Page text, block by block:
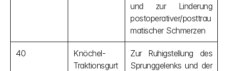
und zur Linderung
postoperativer/posttrau
matischer Schmerzen
40
Knöchel-
Traktionsgurt
Zur Ruhigstellung des
Sprunggelenks und der